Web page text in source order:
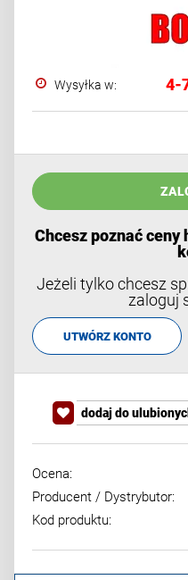
Wysyłka w: 4-
Chcesz poznać
Jeżeli tylko chcesz
zaloguj
UTWÓRZ KONTO
dodaj do
Ocena:
Producent / Dystrybutor:
Kod produktu: